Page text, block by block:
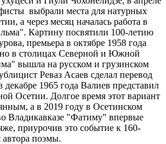
выбрали места для натурных
а через месяц началась работа в
Картину посвятили 100-летию
премьера в октябре 1958 года
в столицах Северной и Южной
вышла на русском и грузинском
Реваз Асаев сделал перевод
1965 года Валиев представил
Осетии. Долгое время этот вариант
а в 2019 году в Осетинском
Владикавказе "Фатиму" впервые
приурочив это событие к 160-
поэмы.